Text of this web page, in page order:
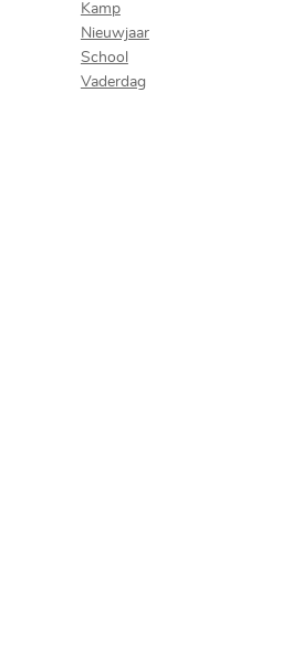
Kamp
Nieuwjaar
School
Vaderdag